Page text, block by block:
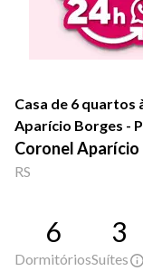
Casa de 6 quartos
Aparício Borges -
Coronel Aparício
RS
6
Dormitórios
3
Suítes